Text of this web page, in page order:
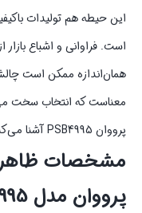
این حیطه هم تولیدات
است. فراوانی و اشباع بازار
همان‌اندازه ممکن است
معناست که انتخاب سخت
پرووان PSB4995 آشنا می‌کنیم.
مشخصات
پرووان مدل PSB4995